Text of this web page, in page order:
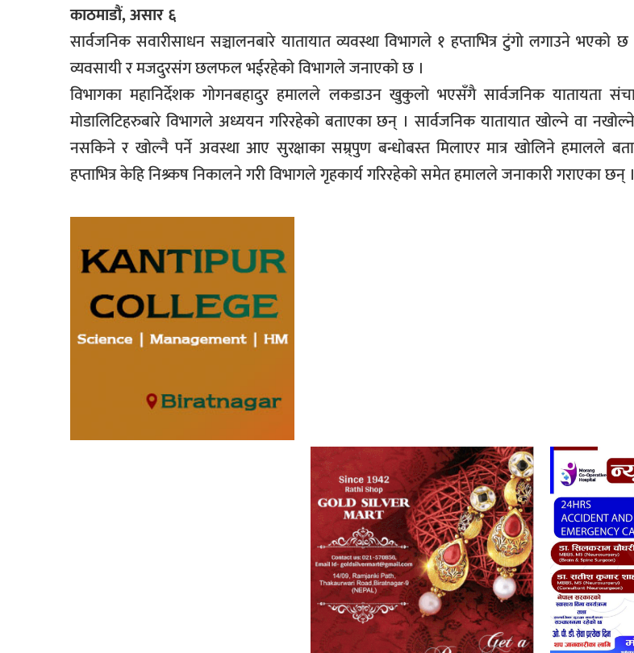
काठमाडौं, असार ६
सार्वजनिक सवारीसाधन सञ्चालनबारे यातायात व्यवस्था विभागले १ हप्ताभित्र टुंगो लगाउने भएको
व्यवसायी र मजदुरसंग छलफल भईरहेको विभागले जनाएको छ ।
विभागका महानिर्देशक गोगनबहादुर हमालले लकडाउन खुकुलो भएसँगै सार्वजनिक यातायता
मोडालिटिहरुबारे विभागले अध्ययन गरिरहेको बताएका छन् । सार्वजनिक यातायात खोल्ने वा
नसकिने र खोल्नै पर्ने अवस्था आए सुरक्षाका सम्र्पुण बन्धोबस्त मिलाएर मात्र खोलिने हमालले
हप्ताभित्र केहि निश्र्कष निकालने गरी विभागले गृहकार्य गरिरहेको समेत हमालले जनाकारी गराएका छन् ।